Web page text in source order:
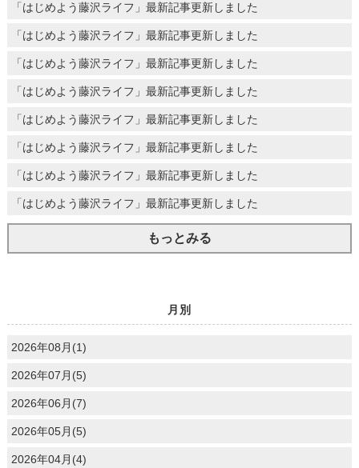
「はじめよう藤沢ライフ」最新記事更新しました
「はじめよう藤沢ライフ」最新記事更新しました
「はじめよう藤沢ライフ」最新記事更新しました
「はじめよう藤沢ライフ」最新記事更新しました
「はじめよう藤沢ライフ」最新記事更新しました
「はじめよう藤沢ライフ」最新記事更新しました
「はじめよう藤沢ライフ」最新記事更新しました
「はじめよう藤沢ライフ」最新記事更新しました
もっとみる
月別
2026年08月(1)
2026年07月(5)
2026年06月(7)
2026年05月(5)
2026年04月(4)